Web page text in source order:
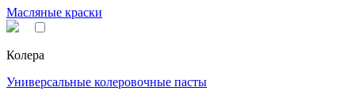
Масляные краски
Колера
Универсальные колеровочные пасты